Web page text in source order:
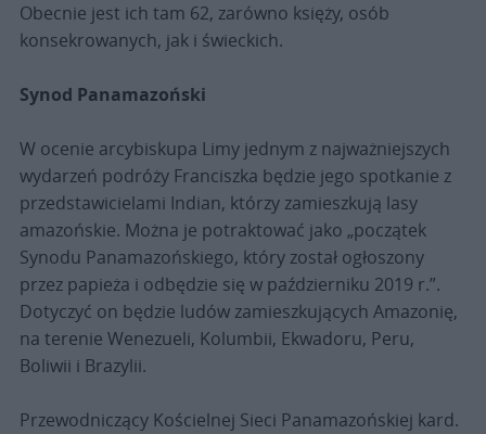
Obecnie jest ich tam 62, zarówno księży, osób
konsekrowanych, jak i świeckich.
Synod Panamazoński
W ocenie arcybiskupa Limy jednym z najważniejszych
wydarzeń podróży Franciszka będzie jego spotkanie z
przedstawicielami Indian, którzy zamieszkują lasy
amazońskie. Można je potraktować jako „początek
Synodu Panamazońskiego, który został ogłoszony
przez papieża i odbędzie się w październiku 2019 r.”.
Dotyczyć on będzie ludów zamieszkujących Amazonię,
na terenie Wenezueli, Kolumbii, Ekwadoru, Peru,
Boliwii i Brazylii.
Przewodniczący Kościelnej Sieci Panamazońskiej kard.